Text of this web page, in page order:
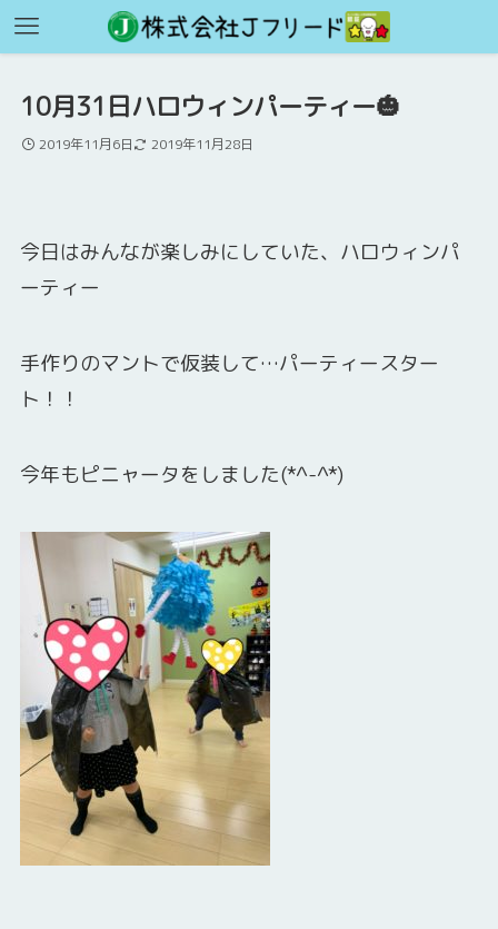
10月31日ハロウィンパーティー🎃
2019年11月6日 2019年11月28日
今日はみんなが楽しみにしていた、ハロウィンパ
ーティー
手作りのマントで仮装して…パーティースター
ト！！
今年もピニャータをしました(*^-^*)